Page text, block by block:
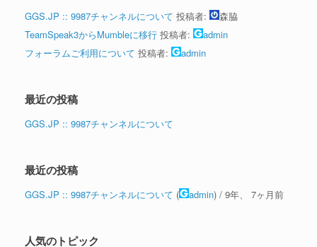
GGS.JP :: 9987チャンネルについて 投稿者:
森脇
TeamSpeak3からMumbleに移行 投稿者:
admin
フォーラムご利用について 投稿者: admin
最近の投稿
GGS.JP :: 9987チャンネルについて
最近の投稿
GGS.JP :: 9987チャンネルについて ( admin) / 9年、 7ヶ月前
人気のトピック